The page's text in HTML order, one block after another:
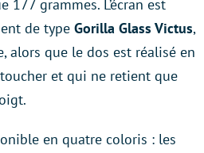
grammes. L’écran est
de type Gorilla Glass Victus,
alors que le dos est réalisé en
et qui ne retient que
en quatre coloris : les